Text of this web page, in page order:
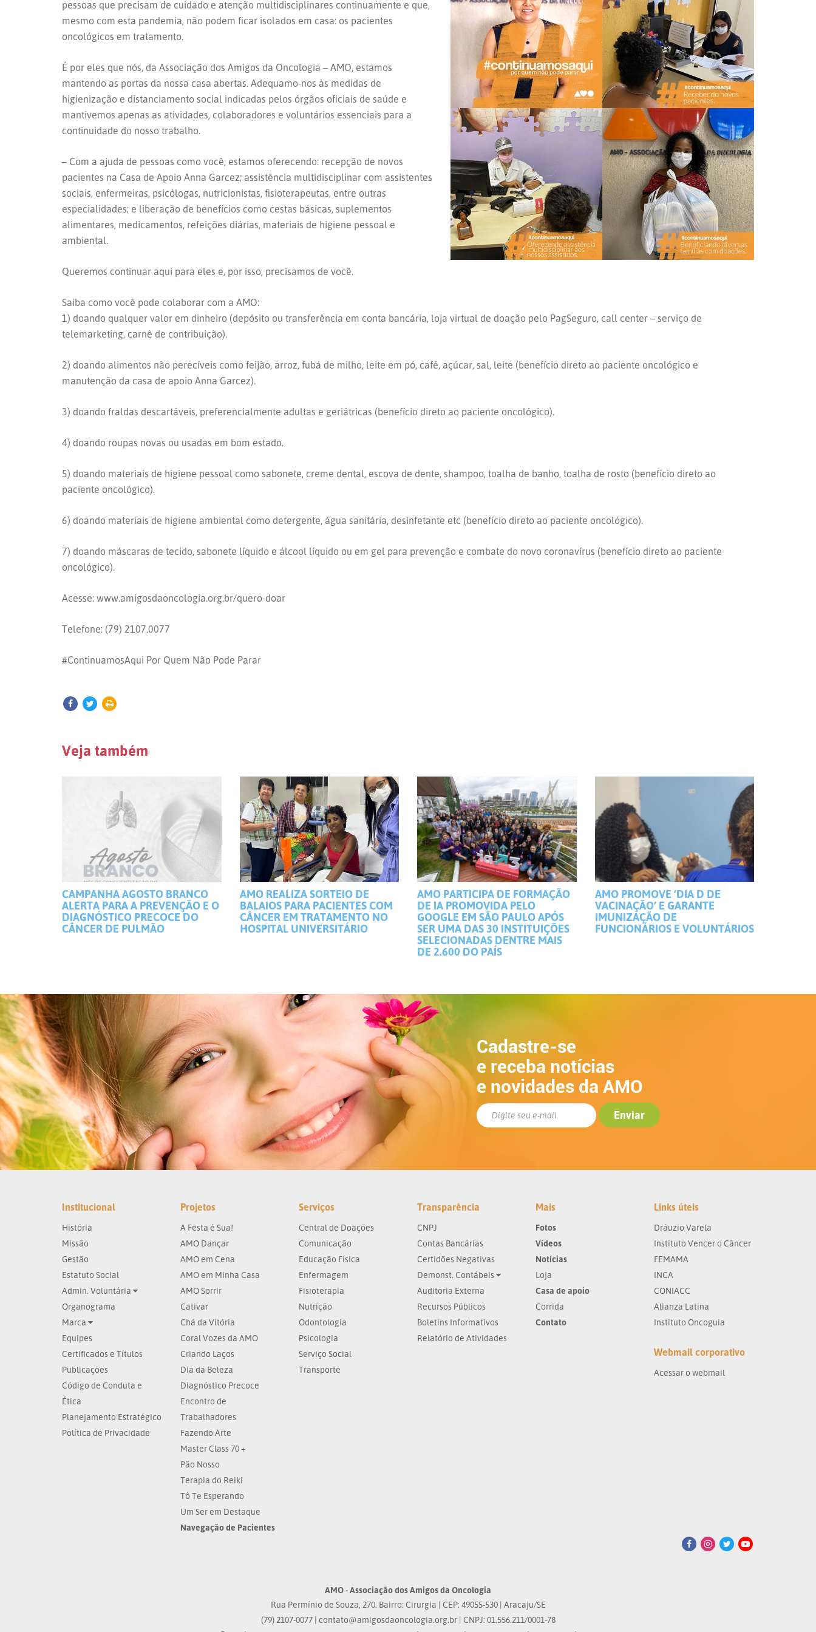
pessoas que precisam de cuidado e atenção multidisciplinares continuamente e que,
mesmo com esta pandemia, não podem ficar isolados em casa: os pacientes
oncológicos em tratamento.
É por eles que nós, da Associação dos Amigos da Oncologia – AMO, estamos
mantendo as portas da nossa casa abertas. Adequamo-nos às medidas de
higienização e distanciamento social indicadas pelos órgãos oficiais de saúde e
mantivemos apenas as atividades, colaboradores e voluntários essenciais para a
continuidade do nosso trabalho.
– Com a ajuda de pessoas como você, estamos oferecendo: recepção de novos
pacientes na Casa de Apoio Anna Garcez; assistência multidisciplinar com assistentes
sociais, enfermeiras, psicólogas, nutricionistas, fisioterapeutas, entre outras
especialidades; e liberação de benefícios como cestas básicas, suplementos
alimentares, medicamentos, refeições diárias, materiais de higiene pessoal e
ambiental.
Queremos continuar aqui para eles e, por isso, precisamos de você.
Saiba como você pode colaborar com a AMO:
1) doando qualquer valor em dinheiro (depósito ou transferência em conta bancária, loja virtual de doação pelo PagSeguro, call center – serviço de
telemarketing, carnê de contribuição).
2) doando alimentos não perecíveis como feijão, arroz, fubá de milho, leite em pó, café, açúcar, sal, leite (benefício direto ao paciente oncológico e
manutenção da casa de apoio Anna Garcez).
3) doando fraldas descartáveis, preferencialmente adultas e geriátricas (benefício direto ao paciente oncológico).
4) doando roupas novas ou usadas em bom estado.
5) doando materiais de higiene pessoal como sabonete, creme dental, escova de dente, shampoo, toalha de banho, toalha de rosto (benefício direto ao
paciente oncológico).
6) doando materiais de higiene ambiental como detergente, água sanitária, desinfetante etc (benefício direto ao paciente oncológico).
7) doando máscaras de tecido, sabonete líquido e álcool líquido ou em gel para prevenção e combate do novo coronavírus (benefício direto ao paciente
oncológico).
Acesse: www.amigosdaoncologia.org.br/quero-doar
Telefone: (79) 2107.0077
#ContinuamosAqui Por Quem Não Pode Parar
Veja também
CAMPANHA AGOSTO BRANCO
ALERTA PARA A PREVENÇÃO E O
DIAGNÓSTICO PRECOCE DO
CÂNCER DE PULMÃO
AMO REALIZA SORTEIO DE
BALAIOS PARA PACIENTES COM
CÂNCER EM TRATAMENTO NO
HOSPITAL UNIVERSITÁRIO
AMO PARTICIPA DE FORMAÇÃO
DE IA PROMOVIDA PELO
GOOGLE EM SÃO PAULO APÓS
SER UMA DAS 30 INSTITUIÇÕES
SELECIONADAS DENTRE MAIS
DE 2.600 DO PAÍS
AMO PROMOVE ‘DIA D DE
VACINAÇÃO’ E GARANTE
IMUNIZAÇÃO DE
FUNCIONÁRIOS E VOLUNTÁRIOS
Cadastre-se
e receba notícias
e novidades da AMO
Institucional
História
Missão
Gestão
Estatuto Social
Admin. Voluntária
Organograma
Marca
Equipes
Certificados e Títulos
Publicações
Código de Conduta e
Ética
Planejamento Estratégico
Política de Privacidade
Projetos
A Festa é Sua!
AMO Dançar
AMO em Cena
AMO em Minha Casa
AMO Sorrir
Cativar
Chá da Vitória
Coral Vozes da AMO
Criando Laços
Dia da Beleza
Diagnóstico Precoce
Encontro de
Trabalhadores
Fazendo Arte
Master Class 70 +
Pão Nosso
Terapia do Reiki
Tô Te Esperando
Um Ser em Destaque
Navegação de Pacientes
Serviços
Central de Doações
Comunicação
Educação Física
Enfermagem
Fisioterapia
Nutrição
Odontologia
Psicologia
Serviço Social
Transporte
Transparência
CNPJ
Contas Bancárias
Certidões Negativas
Demonst. Contábeis
Auditoria Externa
Recursos Públicos
Boletins Informativos
Relatório de Atividades
Mais
Fotos
Vídeos
Notícias
Loja
Casa de apoio
Corrida
Contato
Links úteis
Dráuzio Varela
Instituto Vencer o Câncer
FEMAMA
INCA
CONIACC
Alianza Latina
Instituto Oncoguia
Webmail corporativo
Acessar o webmail
AMO - Associação dos Amigos da Oncologia
Rua Permínio de Souza, 270. Bairro: Cirurgia | CEP: 49055-530 | Aracaju/SE
(79) 2107-0077 | contato@amigosdaoncologia.org.br| CNPJ: 01.556.211/0001-78